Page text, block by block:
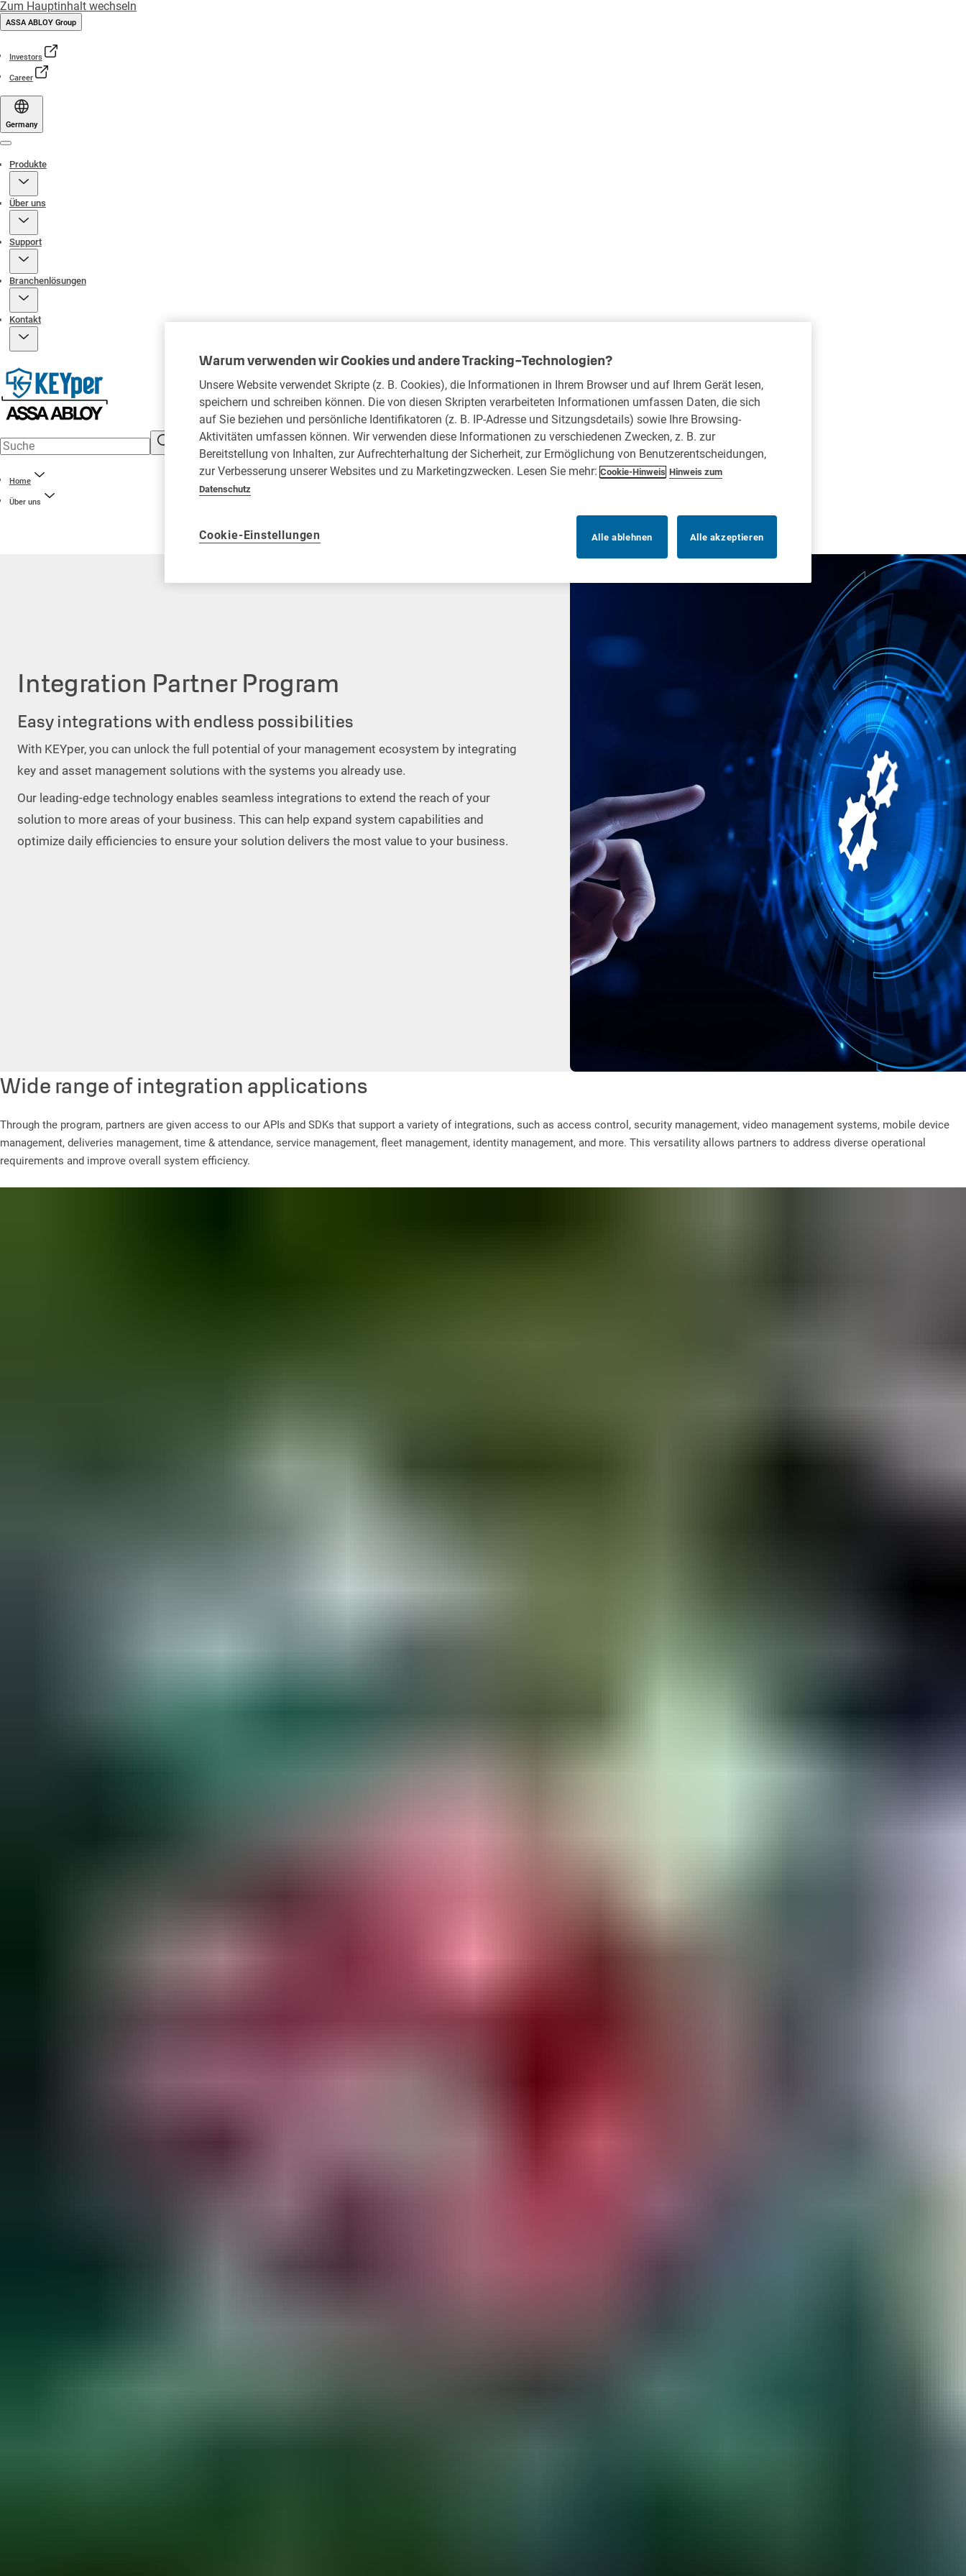
Zum Hauptinhalt wechseln
ASSA ABLOY Group
Investors
Career
Germany
Produkte
Über uns
Support
Branchenlösungen
Kontakt
Home
Über uns
Integration Partner Program
Easy integrations with endless possibilities
With KEYper, you can unlock the full potential of your management ecosystem by integrating
key and asset management solutions with the systems you already use.
Our leading-edge technology enables seamless integrations to extend the reach of your
solution to more areas of your business. This can help expand system capabilities and
optimize daily efficiencies to ensure your solution delivers the most value to your business.
Wide range of integration applications
Through the program, partners are given access to our APIs and SDKs that support a variety of integrations, such as access control, security management, video management systems, mobile device
management, deliveries management, time & attendance, service management, fleet management, identity management, and more. This versatility allows partners to address diverse operational
requirements and improve overall system efficiency.
Warum verwenden wir Cookies und andere Tracking-Technologien?
Unsere Website verwendet Skripte (z. B. Cookies), die Informationen in Ihrem Browser und auf Ihrem Gerät lesen,
speichern und schreiben können. Die von diesen Skripten verarbeiteten Informationen umfassen Daten, die sich
auf Sie beziehen und persönliche Identifikatoren (z. B. IP-Adresse und Sitzungsdetails) sowie Ihre Browsing-
Aktivitäten umfassen können. Wir verwenden diese Informationen zu verschiedenen Zwecken, z. B. zur
Bereitstellung von Inhalten, zur Aufrechterhaltung der Sicherheit, zur Ermöglichung von Benutzerentscheidungen,
zur Verbesserung unserer Websites und zu Marketingzwecken. Lesen Sie mehr: Cookie-Hinweis Hinweis zum
Datenschutz
Alle ablehnen Alle akzeptieren
Cookie-Einstellungen